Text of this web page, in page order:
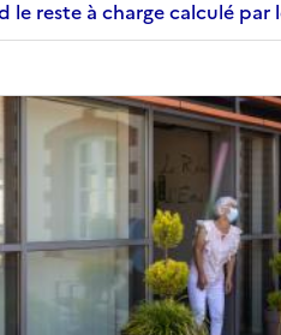
le reste à charge calculé par